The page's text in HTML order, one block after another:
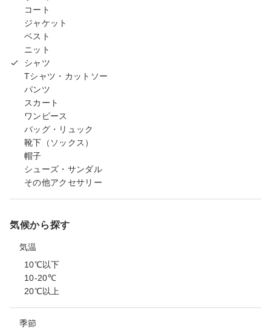
コート
ジャケット
ベスト
ニット
シャツ
Tシャツ・カットソー
パンツ
スカート
ワンピース
バッグ・リュック
靴下（ソックス）
帽子
シューズ・サンダル
その他アクセサリー
気候から探す
気温
10℃以下
10-20℃
20℃以上
季節